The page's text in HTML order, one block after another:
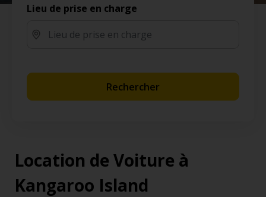
Lieu de prise en charge
Rechercher
Location de Voiture à
Kangaroo Island